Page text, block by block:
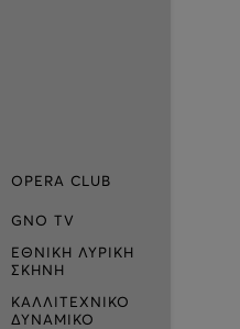
OPERA CLUB
GNO TV
ΕΘΝΙΚΗ ΛΥΡΙΚΗ
ΣΚΗΝΗ
ΚΑΛΛΙΤΕΧΝΙΚΟ
ΔΥΝΑΜΙΚΟ